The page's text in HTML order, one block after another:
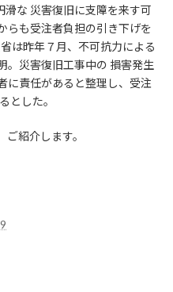
滑な 災害復旧に支障を来す可
らも受注者負担の引き下げを
は昨年７月、不可抗力による
。災害復旧工事中の 損害発生
に責任があると整理し、受注
とした。
紹介します。